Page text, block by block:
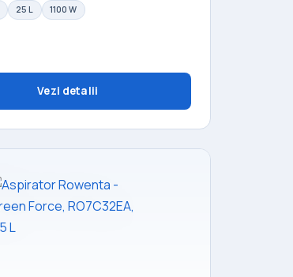
25 L 1100 W
Vezi detalii